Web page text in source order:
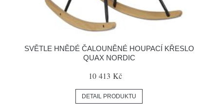
SVĚTLE HNĚDÉ ČALOUNĚNÉ HOUPACÍ KŘESLO
QUAX NORDIC
10 413 Kč
DETAIL PRODUKTU